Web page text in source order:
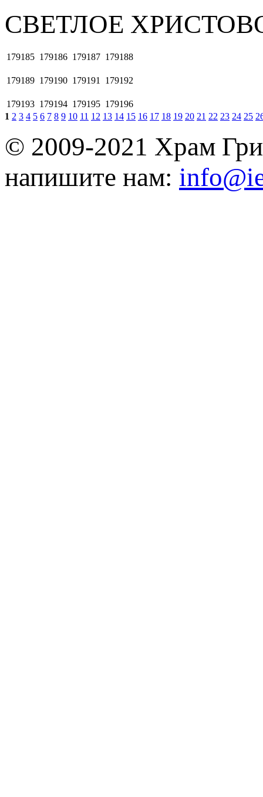
СВЕТЛОЕ
179185 179186 179187 179188
179189 179190 179191 179192
179193 179194 179195 179196
1 2 3 4 5 6 7 8 9 10 11 12 13 14 15 16 17 18 19 20 21 22 23 24 25
© 2009-2021 Храм
напишите нам: